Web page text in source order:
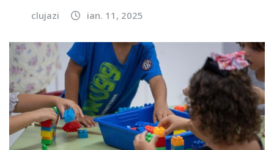
clujazi ian. 11, 2025